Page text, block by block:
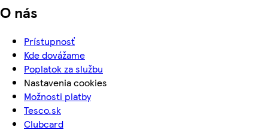
O nás
Prístupnosť
Kde dovážame
Poplatok za službu
Nastavenia cookies
Možnosti platby
Tesco.sk
Clubcard